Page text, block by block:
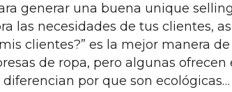
generar una buena unique
las necesidades de tus clientes,
clientes?” es la mejor manera
de ropa, pero algunas
por que son